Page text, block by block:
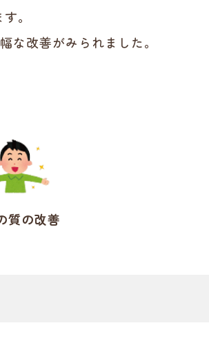
。
改善がみられました。
質の改善